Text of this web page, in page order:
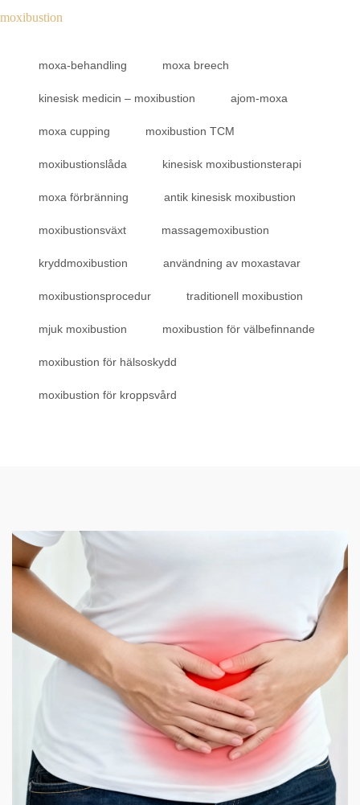
moxibustion
moxa-behandling moxa breech
kinesisk medicin – moxibustion ajom-moxa
moxa cupping moxibustion TCM
moxibustionslåda kinesisk moxibustionsterapi
moxa förbränning antik kinesisk moxibustion
moxibustionsväxt massagemoxibustion
kryddmoxibustion användning av moxastavar
moxibustionsprocedur traditionell moxibustion
mjuk moxibustion moxibustion för välbefinnande
moxibustion för hälsoskydd
moxibustion för kroppsvård